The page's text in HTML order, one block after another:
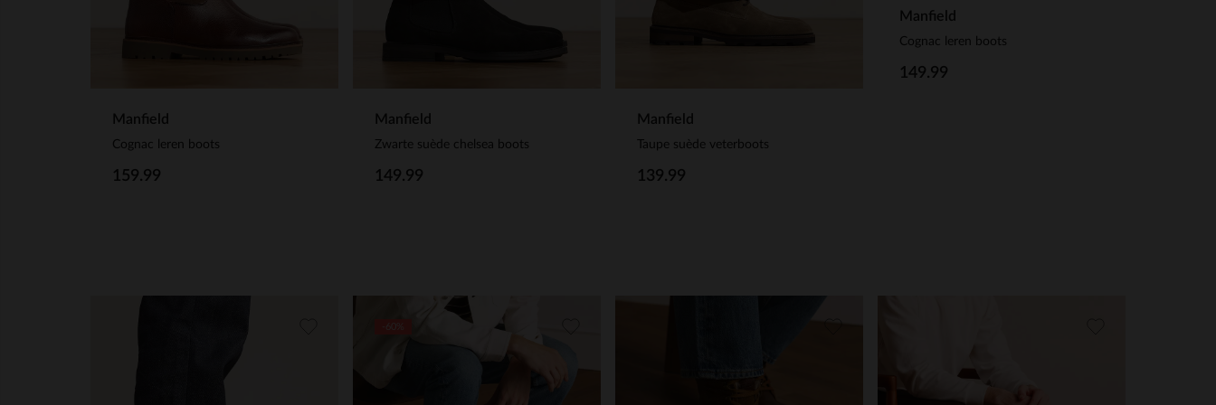
Manfield
Cognac leren boots
159.99
Manfield
Zwarte suède chelsea boots
149.99
Manfield
Taupe suède veterboots
139.99
Manfield
Cognac leren boots
149.99